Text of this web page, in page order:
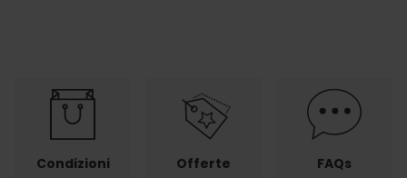
Condizioni Offerte FAQs